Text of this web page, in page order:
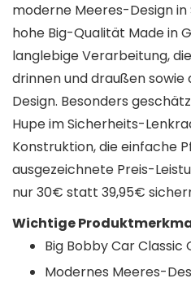
moderne Meeres-Design
hohe Big-Qualität Made in
langlebige Verarbeitung,
drinnen und draußen
Design. Besonders
Hupe im Sicherheits-
Konstruktion, die einfache
ausgezeichnete Preis-
nur 30€ statt 39,95€
Wichtige
Big Bobby Car Classic
Modernes Meeres-